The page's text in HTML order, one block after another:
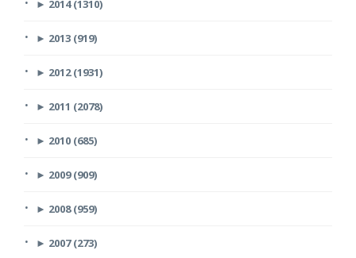
► 2014 (1310)
► 2013 (919)
► 2012 (1931)
► 2011 (2078)
► 2010 (685)
► 2009 (909)
► 2008 (959)
► 2007 (273)